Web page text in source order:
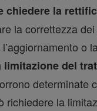
chiedere la
la correttezza
o
limitazione del
determinate
richiedere la